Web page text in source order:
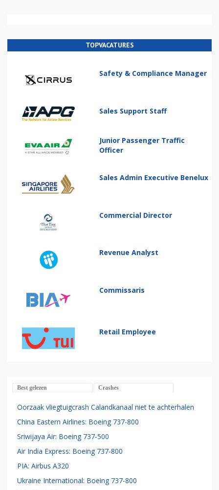
TOPVACATURES
Safety & Compliance Manager
Sales Support Staff
Junior Passenger Traffic
Officer
Sales Admin Executive Benelux
Commercial Director
Revenue Analyst
Commissaris
Retail Employee
Best gelezen Crashes
Oorzaak vliegtuigcrash Calandkanaal niet te achterhalen
China Eastern Airlines: Boeing 737-800
Sriwijaya Air: Boeing 737-500
Air India Express: Boeing 737-800
PIA: Airbus A320
Ukraine International: Boeing 737-800